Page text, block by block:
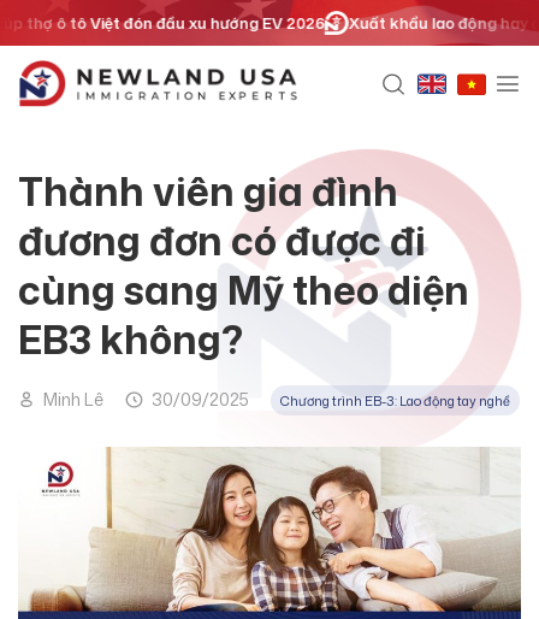
đến
dung
tô Việt đón đầu xu hướng EV 2026 Xuất khẩu lao động hay định cư
Thành viên gia đình
đương đơn có được đi
cùng sang Mỹ theo diện
EB3 không?
Minh Lê 30/09/2025 Chương trình EB-3: Lao động tay nghề